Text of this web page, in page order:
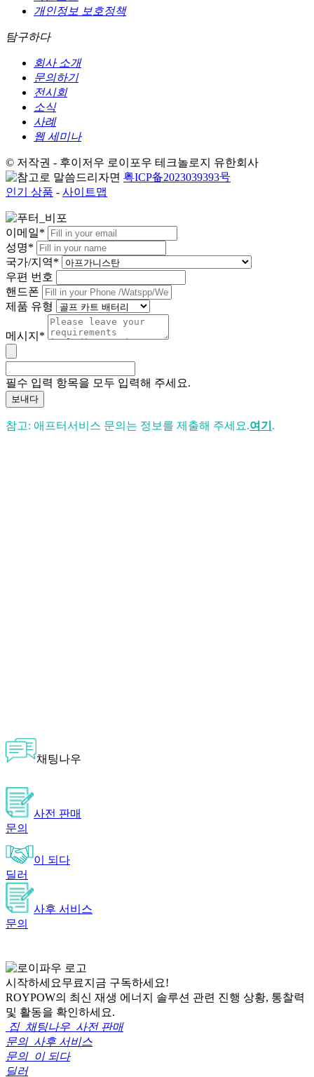
개인정보 보호정책
탐구하다
회사 소개
문의하기
전시회
소식
사례
웹 세미나
© 저작권 - 후이저우 로이포우 테크놀로지 유한회사
粤ICP备2023039393号
인기 상품 - 사이트맵
이메일*
성명*
국가/지역*
우편 번호
핸드폰
제품 유형
메시지*
필수 입력 항목을 모두 입력해 주세요.
보내다
참고: 애프터서비스 문의는 정보를 제출해 주세요.여기 .
채팅나우
사전 판매
문의
이 되다
딜러
사후 서비스
문의
시작하세요무료지금 구독하세요!
ROYPOW의 최신 재생 에너지 솔루션 관련 진행 상황, 통찰력
및 활동을 확인하세요.
집 채팅나우 사전 판매
문의 사후 서비스
문의 이 되다
딜러